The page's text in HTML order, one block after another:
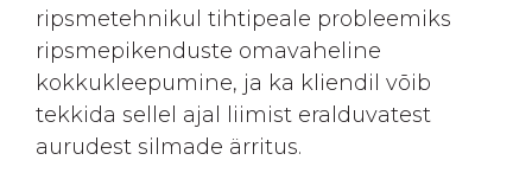
ripsmetehnikul tihtipeale probleemiks
ripsmepikenduste omavaheline
kokkukleepumine, ja ka kliendil võib
tekkida sellel ajal liimist eralduvatest
aurudest silmade ärritus.